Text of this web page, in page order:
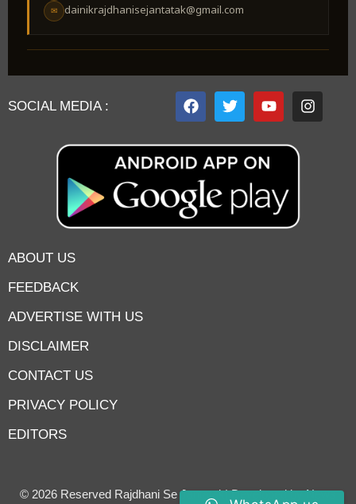
✉ dainikrajdhanisejantatak@gmail.com
SOCIAL MEDIA :
ABOUT US
FEEDBACK
ADVERTISE WITH US
DISCLAIMER
CONTACT US
PRIVACY POLICY
EDITORS
© 2026 Reserved Rajdhani Se Jantatak| Developed byNews